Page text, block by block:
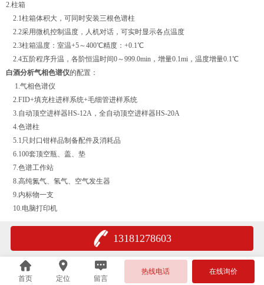
2.柱箱
2.1柱箱体积大，可同时安装三根色谱柱
2.2采用微机控制温度，人机对话，可实时显示各点温度
2.3柱箱温度：室温+5～400℃精度：+0.1℃
2.4五阶程序升温，各阶恒温时间0～999.0min，增量0.1mi，温度增量0.1℃
白酒分析气相色谱仪的配置：
1.气相色谱仪
2.FID+填充柱进样系统+毛细管进样系统
3.自动顶空进样器HS-12A，全自动顶空进样器HS-20A
4.色谱柱
5.1只封口钳样品制备配件及消耗品
6.100套顶空瓶、盖、垫
7.色谱工作站
8.高纯氮气、氢气、空气发生器
9.内标物一支
10.电脑打印机
13181278603
首页 定位 留言
热线电话 在线询价